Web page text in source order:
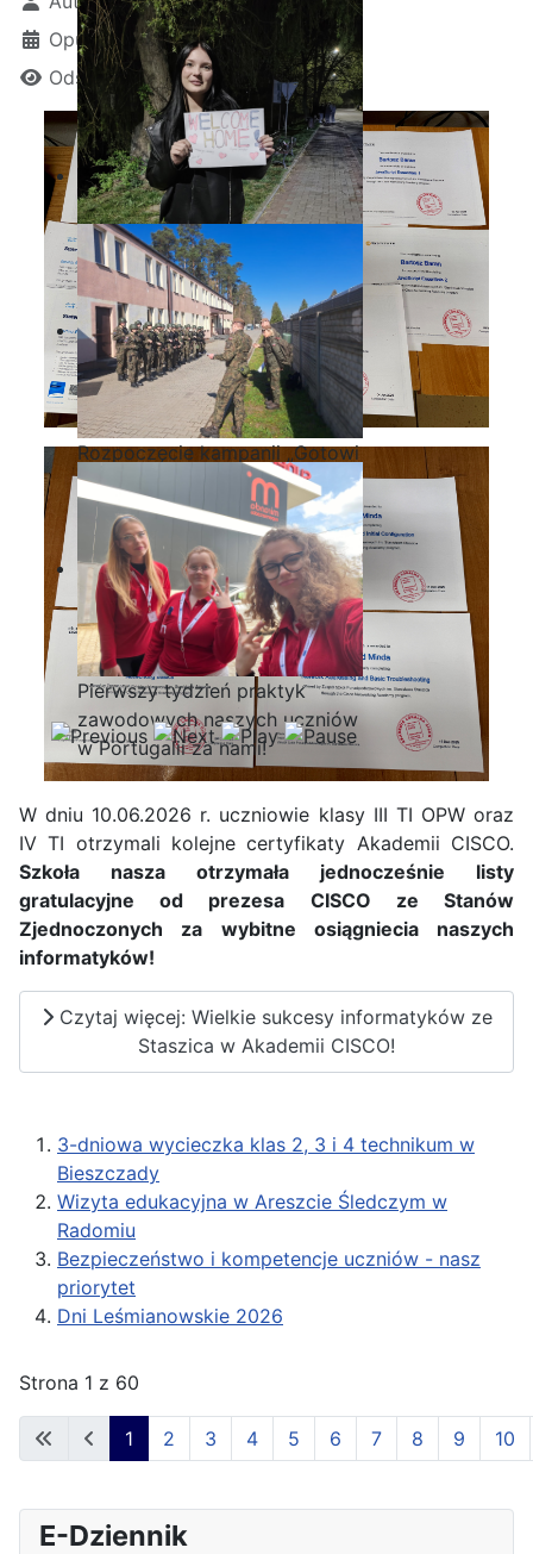
Zakończenie praktyk w
Rozpoczęcie kampanii „Gotowi
na kryzys” w ZSP w Iłży
Pierwszy tydzień praktyk
zawodowych naszych uczniów
w Portugalii za nami!
Opublikowano: 10 czerwiec 2026
Odsłon: 344
W dniu 10.06.2026 r. uczniowie klasy III TI OPW oraz
IV TI otrzymali kolejne certyfikaty Akademii CISCO.
Szkoła nasza otrzymała jednocześnie listy
gratulacyjne od prezesa CISCO ze Stanów
Zjednoczonych za wybitne osiągniecia naszych
informatyków!
Czytaj więcej: Wielkie sukcesy informatyków ze
Staszica w Akademii CISCO!
3-dniowa wycieczka klas 2, 3 i 4 technikum w
Bieszczady
Wizyta edukacyjna w Areszcie Śledczym w
Radomiu
Bezpieczeństwo i kompetencje uczniów - nasz
priorytet
Dni Leśmianowskie 2026
Strona 1 z 60
1 2 3 4 5 6 7 8 9 10
E-Dziennik